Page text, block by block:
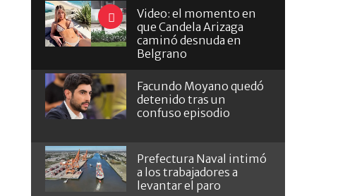
Video: el momento en
que Candela Arizaga
caminó desnuda en
Belgrano
Facundo Moyano quedó
detenido tras un
confuso episodio
Prefectura Naval intimó
a los trabajadores a
levantar el paro